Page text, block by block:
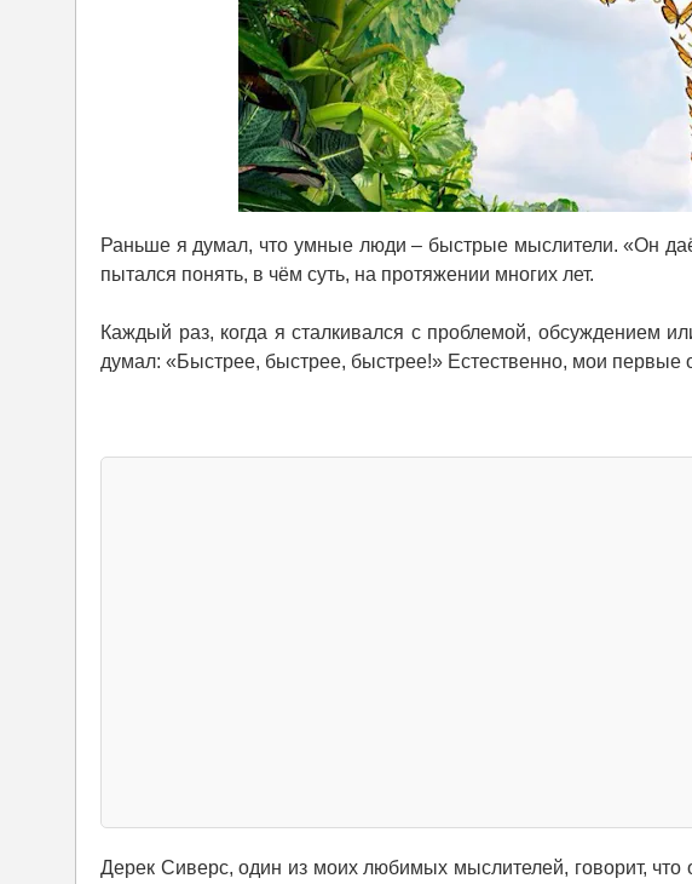
Раньше я думал, что умные люди – быстрые мыслители. «Он
пытался понять, в чём суть, на протяжении многих лет.
Каждый раз, когда я сталкивался с проблемой, обсуждением
думал: «Быстрее, быстрее, быстрее!» Естественно, мои
Дерек Сиверс, один из моих любимых мыслителей, говорит,